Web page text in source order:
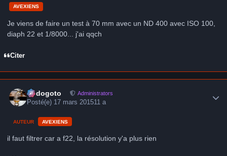
AVEXIENS
Je viens de faire un test à 70 mm avec un ND 400 avec ISO 100,
diaph 22 et 1/8000... j'ai qqch
Citer
frédogoto Administrators
Posté(e) 17 mars 201511 a
AUTEUR AVEXIENS
il faut filtrer car a f22, la résolution y'a plus rien